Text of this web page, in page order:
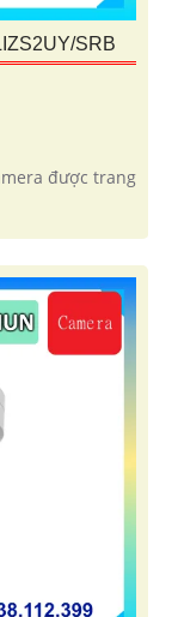
SRB
được trang